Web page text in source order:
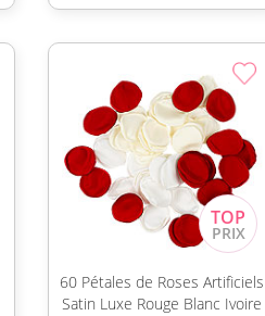
60 Pétales de Roses Artificiels
Satin Luxe Rouge Blanc Ivoire